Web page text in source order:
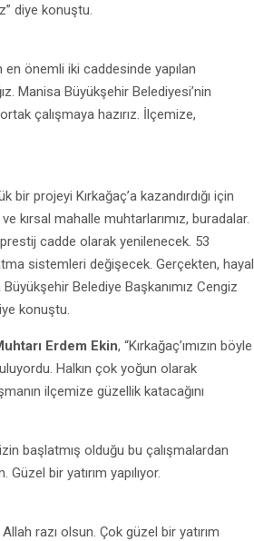
diye konuştu.
en önemli iki caddesinde yapılan
Manisa Büyükşehir Belediyesi’nin
çalışmaya hazırız. İlçemize,
projeyi Kırkağaç’a kazandırdığı için
kırsal mahalle muhtarlarımız, buradalar.
cadde olarak yenilenecek. 53
sistemleri değişecek. Gerçekten, hayal
Belediye Başkanımız Cengiz
konuştu.
Erdem Ekin, “Kırkağaç’ımızın böyle
Halkın çok yoğun olarak
ilçemize güzellik katacağını
başlatmış olduğu bu çalışmalardan
bir yatırım yapılıyor.
razı olsun. Çok güzel bir yatırım